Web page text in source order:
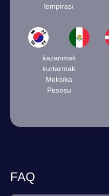
lempirası
kazanmak
kurtarmak
Meksika
Pesosu
FAQ